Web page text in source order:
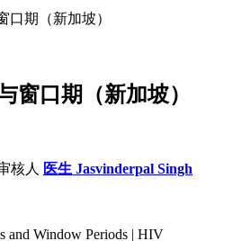
口期（新加坡）
窗口期（新加坡）
核人 医生 Jasvinderpal Singh